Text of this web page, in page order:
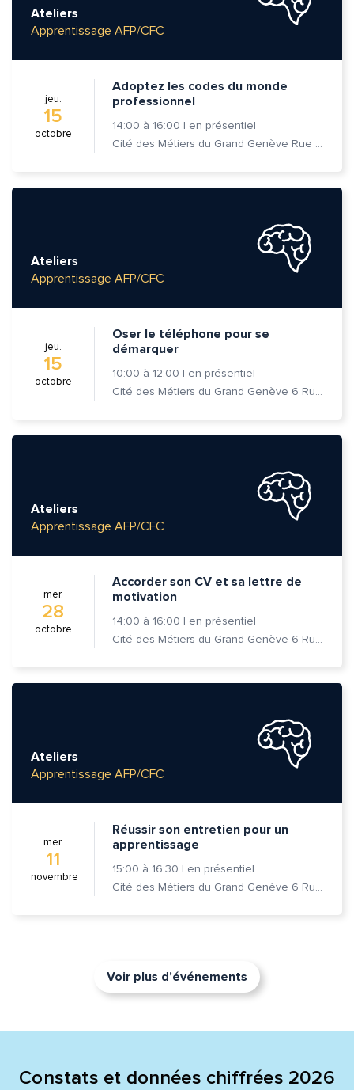
Ateliers
Apprentissage AFP/CFC
jeu.
15
octobre
Adoptez les codes du monde
professionnel
14:00 à 16:00 | en présentiel
Cité des Métiers du Grand Genève Rue Prévost-Martin 6 1205 Genève
Ateliers
Apprentissage AFP/CFC
jeu.
15
octobre
Oser le téléphone pour se
démarquer
10:00 à 12:00 | en présentiel
Cité des Métiers du Grand Genève 6 Rue Prévost-Martin 1205 Genève
Ateliers
Apprentissage AFP/CFC
mer.
28
octobre
Accorder son CV et sa lettre de
motivation
14:00 à 16:00 | en présentiel
Cité des Métiers du Grand Genève 6 Rue Prévost-Martin 1205 Genève
Ateliers
Apprentissage AFP/CFC
mer.
11
novembre
Réussir son entretien pour un
apprentissage
15:00 à 16:30 | en présentiel
Cité des Métiers du Grand Genève 6 Rue Prévost-Martin 1205 Genève
Voir plus d’événements
Constats et données chiffrées 2026
Prénom et nom*
Adresse e-mail*
Envoyer
Envoyer